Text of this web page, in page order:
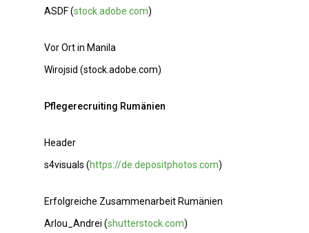
ASDF (stock.adobe.com)
Vor Ort in Manila
Wirojsid (stock.adobe.com)
Pflegerecruiting Rumänien
Header
s4visuals (https://de.depositphotos.com)
Erfolgreiche Zusammenarbeit Rumänien
Arlou_Andrei (shutterstock.com)